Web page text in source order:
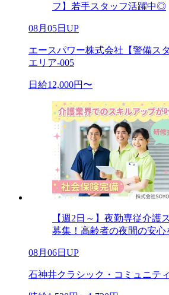
フ】若手スタッフ活躍中◎
08月05日UP
エースパワー株式会社【警備ス
エリア-005
日給12,000円〜
【週2日～】夜勤専従介護
募集！高齢者の夜間の安心
08月06日UP
石神井クラシック・コミュニテ